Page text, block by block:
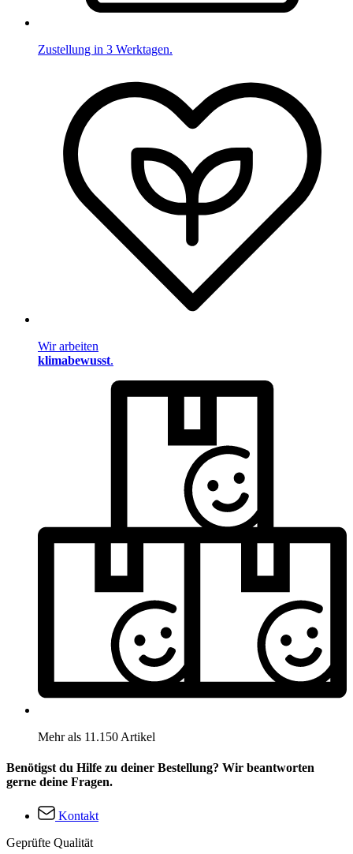
Zustellung in 3 Werktagen.
Wir arbeiten
klimabewusst.
Mehr als 11.150 Artikel
Benötigst du Hilfe zu deiner Bestellung? Wir beantworten
gerne deine Fragen.
Kontakt
Geprüfte Qualität